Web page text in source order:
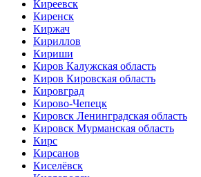
Киреевск
Киренск
Киржач
Кириллов
Кириши
Киров Калужская область
Киров Кировская область
Кировград
Кирово-Чепецк
Кировск Ленинградская область
Кировск Мурманская область
Кирс
Кирсанов
Киселёвск